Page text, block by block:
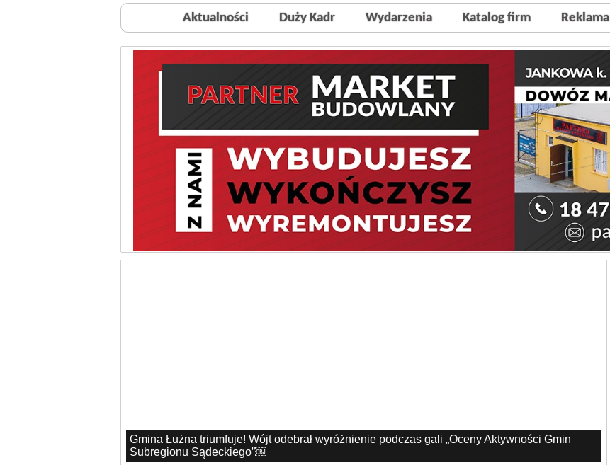
Aktualności Duży Kadr Wydarzenia Katalog firm Reklama
Gmina Łużna triumfuje! Wójt odebrał wyróżnienie podczas gali „Oceny Aktywności Gmin
Subregionu Sądeckiego”￼